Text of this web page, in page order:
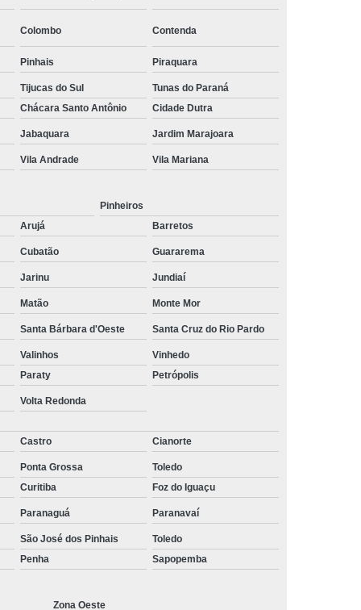
Paisagismo
Empresa de Paisagismo
Paisagismo e Jardinagem
e Jardinagem Predial
em Paisagismo
Empresa Paisagismo e Jardinagem
de Paisagismo
de Recrutamento e Seleção
Empresa de Recrutamento e Seleção
e Seleção de Pessoas
e Seleção Perto de Mim
e Seleção Próximo de Mim
em Recrutamento e Seleção
em Recrutamento e Seleção
e Seleção
Empresa de Terceirização
Terceirização de Limpeza
Terceirização de Mão de Obra
Colombo Contenda
Pinhais Piraquara
Tijucas do Sul
Tunas do Paraná
Chácara Santo Antônio Cidade Dutra
Jabaquara Jardim Marajoara
Vila Andrade Vila Mariana
Pinheiros
Arujá Barretos
Cubatão Guararema
Jarinu Jundiaí
Matão Monte Mor
Santa Bárbara d'Oeste Santa Cruz do Rio Pardo
Valinhos
Vinhedo
Paraty Petrópolis
Volta Redonda
Castro Cianorte
Ponta Grossa
Toledo
Curitiba Foz do Iguaçu
Paranaguá Paranavaí
São José dos Pinhais
Toledo
Penha Sapopemba
Zona Oeste